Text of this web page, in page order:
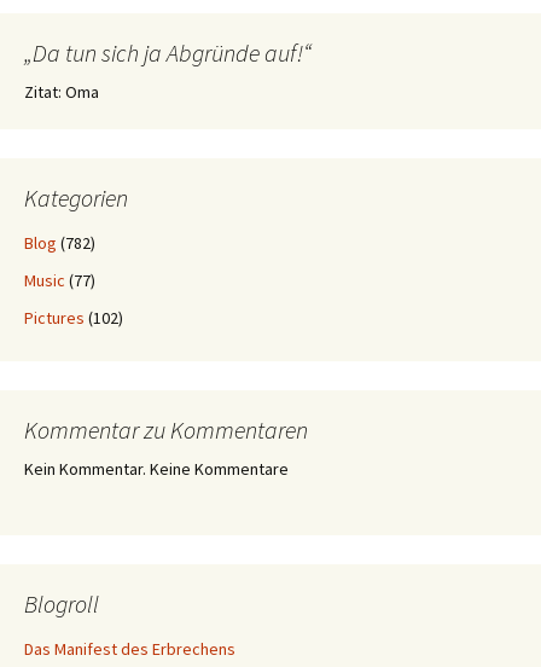
„Da tun sich ja Abgründe auf!“
Zitat: Oma
Kategorien
Blog (782)
Music (77)
Pictures (102)
Kommentar zu Kommentaren
Kein Kommentar. Keine Kommentare
Blogroll
Das Manifest des Erbrechens